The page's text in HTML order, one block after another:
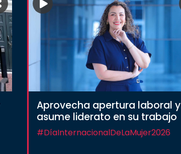
Aprovecha apertura laboral y
asume liderato en su trabajo
#DíaInternacionalDeLaMujer2026